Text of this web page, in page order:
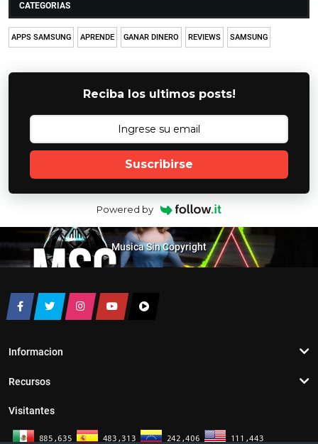
CATEGORIAS
APPS SAMSUNG APRENDE GANAR DINERO REVIEWS SAMSUNG
Reciba los ultimos posts!
Suscribirse
Powered by
Musica Sin Copyright
Informacion
Recursos
Visitantes